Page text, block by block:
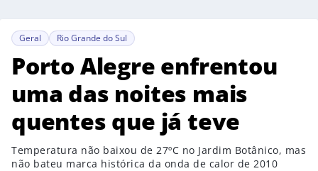
Geral Rio Grande do Sul
Porto Alegre enfrentou
uma das noites mais
quentes que já teve
Temperatura não baixou de 27ºC no Jardim Botânico, mas
não bateu marca histórica da onda de calor de 2010